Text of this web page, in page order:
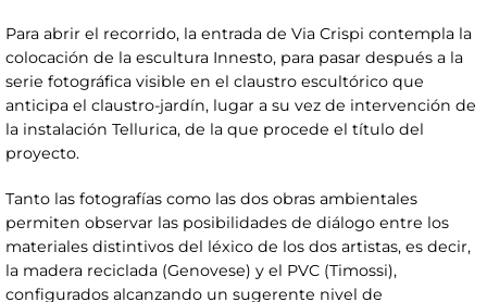
Para abrir el recorrido, la entrada de Via Crispi contempla la
colocación de la escultura Innesto, para pasar después a la
serie fotográfica visible en el claustro escultórico que
anticipa el claustro-jardín, lugar a su vez de intervención de
la instalación Tellurica, de la que procede el título del
proyecto.
Tanto las fotografías como las dos obras ambientales
permiten observar las posibilidades de diálogo entre los
materiales distintivos del léxico de los dos artistas, es decir,
la madera reciclada (Genovese) y el PVC (Timossi),
configurados alcanzando un sugerente nivel de